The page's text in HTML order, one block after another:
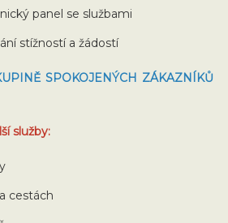
panel se službami
stížností a žádostí
SPOKOJENÝCH ZÁKAZNÍKŮ
služby:
cestách